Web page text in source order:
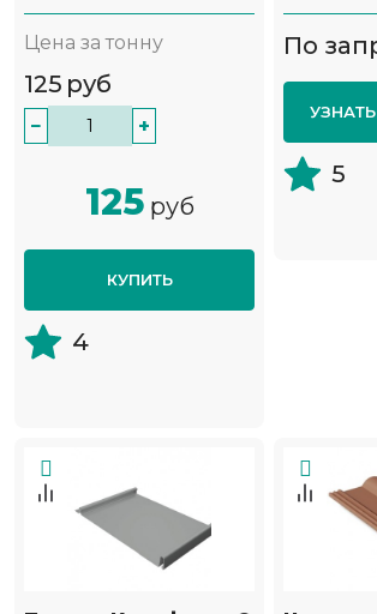
Цена за тонну
125 руб
− +
125руб
КУПИТЬ
4
По
5